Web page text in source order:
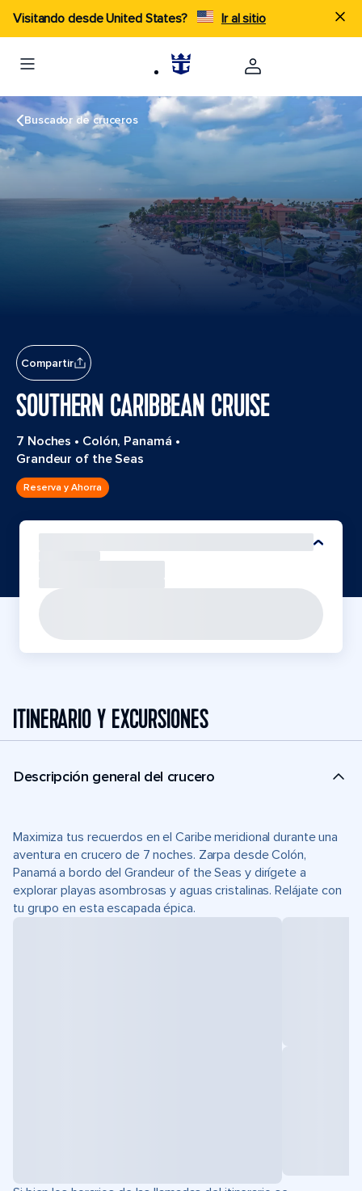
Visitando desde United States? Ir al sitio
Buscador de cruceros
Compartir
SOUTHERN CARIBBEAN CRUISE
7 Noches • Colón, Panamá •
Grandeur of the Seas
Reserva y Ahorra
ITINERARIO Y EXCURSIONES
Descripción general del crucero
Maximiza tus recuerdos en el Caribe meridional durante una
aventura en crucero de 7 noches. Zarpa desde Colón,
Panamá a bordo del Grandeur of the Seas y dirígete a
explorar playas asombrosas y aguas cristalinas. Relájate con
tu grupo en esta escapada épica.